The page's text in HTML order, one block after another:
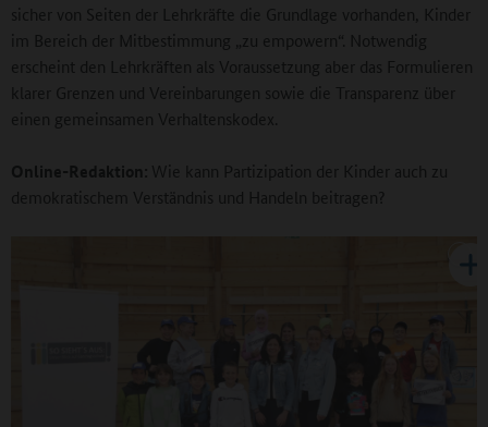
sicher von Seiten der Lehrkräfte die Grundlage vorhanden, Kinder
im Bereich der Mitbestimmung „zu empowern“. Notwendig
erscheint den Lehrkräften als Voraussetzung aber das Formulieren
klarer Grenzen und Vereinbarungen sowie die Transparenz über
einen gemeinsamen Verhaltenskodex.
Online-Redaktion: Wie kann Partizipation der Kinder auch zu
demokratischem Verständnis und Handeln beitragen?